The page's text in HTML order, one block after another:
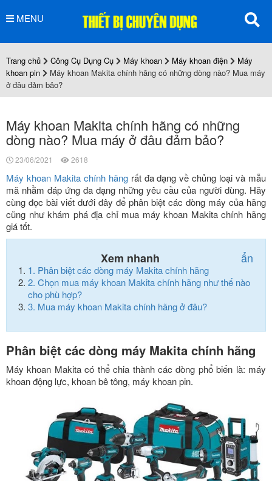
MENU
Trang chủ Công Cụ Dụng Cụ Máy khoan Máy khoan điện
Máy
khoan pin
Máy khoan Makita chính hãng có những dòng nào? Mua máy
ở đâu đảm bảo?
Máy khoan Makita chính hãng có những
dòng nào? Mua máy ở đâu đảm bảo?
23/06/2021 2618
Máy khoan Makita chính hãngrất đa dạng về chủng loại và mẫu
mã nhằm đáp ứng đa dạng những yêu cầu của người dùng. Hãy
cùng đọc bài viết dưới đây để phân biệt các dòng máy của hãng
cũng như khám phá địa chỉ mua máy khoan Makita chính hãng
giá tốt.
Xem nhanh ẩn
1. Phân biệt các dòng máy Makita chính hãng
2. Chọn mua máy khoan Makita chính hãng như thế nào
cho phù hợp?
3. Mua máy khoan Makita chính hãng ở đâu?
Phân biệt các dòng máy Makita chính hãng
Máy khoan Makita có thể chia thành các dòng phổ biến là: máy
khoan động lực, khoan bê tông, máy khoan pin.